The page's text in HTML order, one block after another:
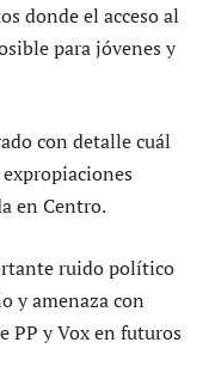
donde el acceso al
para jóvenes y
con detalle cuál
en Centro.
ruido político
y amenaza con
PP y Vox en futuros